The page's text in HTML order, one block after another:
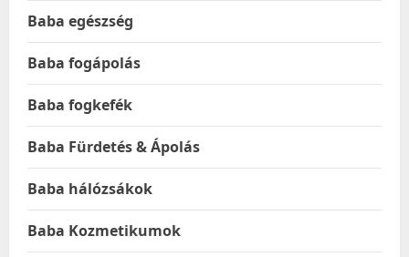
Baba egészség
Baba fogápolás
Baba fogkefék
Baba Fürdetés & Ápolás
Baba hálózsákok
Baba Kozmetikumok